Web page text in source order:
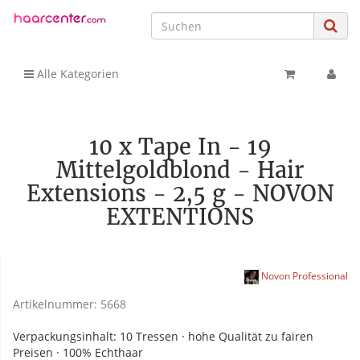
Alle Kategorien
10 x Tape In - 19
Mittelgoldblond - Hair
Extensions - 2,5 g - NOVON
EXTENTIONS
Novon Professional
Artikelnummer: 5668
Verpackungsinhalt: 10 Tressen · hohe Qualität zu fairen
Preisen · 100% Echthaar